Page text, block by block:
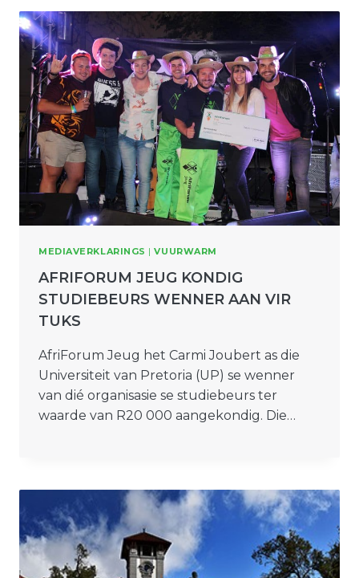
MEDIAVERKLARINGS |VUURWARM
AFRIFORUM JEUG KONDIG
STUDIEBEURS WENNER AAN VIR
TUKS
AfriForum Jeug het Carmi Joubert as die
Universiteit van Pretoria (UP) se wenner
van dié organisasie se studiebeurs ter
waarde van R20 000 aangekondig. Die…